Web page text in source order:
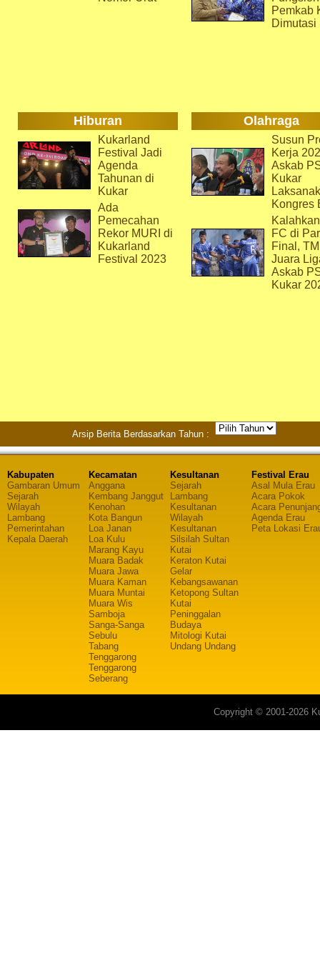
Pemkab
Dimutasi
Hiburan Olahraga
Kukarland
Festival Jadi
Agenda
Tahunan di
Kukar
Ada
Pemecahan
Rekor MURI di
Kukarland
Festival 2023
Susun
Kerja
Askab
Kukar
Kongres
FC di
Final,
Juara
Askab
Kukar
Arsip Berita Berdasarkan Tahun :
Kabupaten
Gambaran Umum
Sejarah
Wilayah
Lambang
Pemerintahan
Kepala Daerah
Kecamatan
Anggana
Kembang Janggut
Kenohan
Kota Bangun
Loa Janan
Loa Kulu
Marang Kayu
Muara Badak
Muara Jawa
Muara Kaman
Muara Muntai
Muara Wis
Samboja
Sanga-Sanga
Sebulu
Tabang
Tenggarong
Tenggarong
Seberang
Kesultanan
Sejarah
Lambang
Kesultanan
Wilayah
Kesultanan
Silsilah Sultan
Kutai
Keraton Kutai
Gelar
Kebangsawanan
Ketopong Sultan
Kutai
Peninggalan
Budaya
Mitologi Kutai
Undang Undang
Festival Erau
Asal Mula Erau
Acara Pokok
Acara
Agenda Erau
Peta Lokasi
Copyright © 2001-2026